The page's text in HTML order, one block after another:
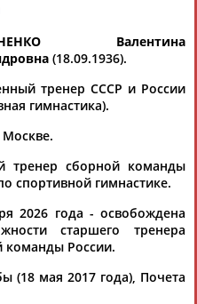
Расширенный поиск
РОДИОНЕНКО"
Валентина
(18.09.1936).
тренер СССР и России
гимнастика).
тренер сборной команды
спортивной гимнастике.
2026 года - освобождена
старшего тренера
команды России.
(18 мая 2017 года), Почета